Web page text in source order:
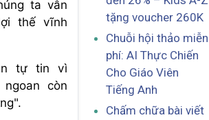
ta vẫn
thế vĩnh
tự tin vì
còn
tặng voucher 260K
Chuỗi hội thảo miễn
phí: AI Thực Chiến
Cho Giáo Viên
Tiếng Anh
Chấm chữa bài viết